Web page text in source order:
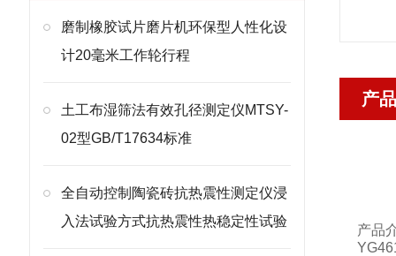
磨制橡胶试片磨片机环保型人性化设
计20毫米工作轮行程
土工布湿筛法有效孔径测定仪MTSY-
02型GB/T17634标准
全自动控制陶瓷砖抗热震性测定仪浸
入法试验方式抗热震性热稳定性试验
产
产品